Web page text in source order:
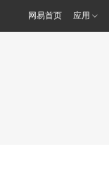
网易首页 应用